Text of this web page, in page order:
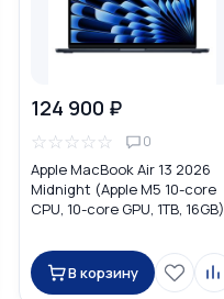
124 900 ₽
☆☆☆☆☆ 0
Apple MacBook Air 13 2026
Midnight (Apple M5 10-core
CPU, 10-core GPU, 1TB, 16GB)
В корзину